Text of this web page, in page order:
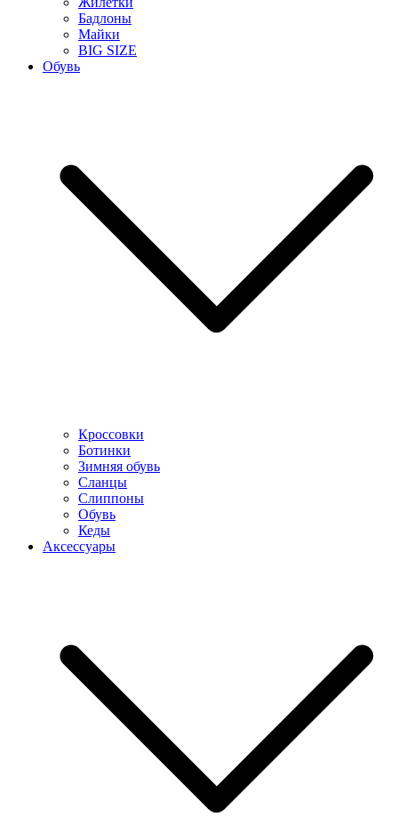
Бадлоны
Майки
BIG SIZE
Обувь
Кроссовки
Ботинки
Зимняя обувь
Сланцы
Слиппоны
Обувь
Кеды
Аксессуары